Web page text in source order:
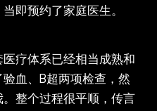
即预约了家庭医生。
疗体系已经相当成熟和
血、B超两项检查，然
整个过程很平顺，传言